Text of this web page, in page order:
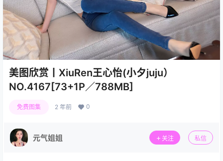
美图欣赏丨XiuRen王心怡(小夕juju）
NO.4167[73+1P／788MB]
免费图集 2 年前 0
元气姐姐 关注 私信